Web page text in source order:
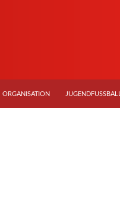
ORGANISATION JUGENDFUSSBALL